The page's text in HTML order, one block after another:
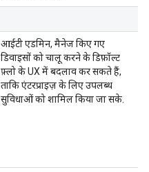
आईटी एडमिन, मैनेज किए गए
डिवाइसों को चालू करने के डिफ़ॉल्ट
फ़्लो के UX में बदलाव कर सकते हैं,
ताकि एंटरप्राइज़ के लिए उपलब्ध
सुविधाओं को शामिल किया जा सके.